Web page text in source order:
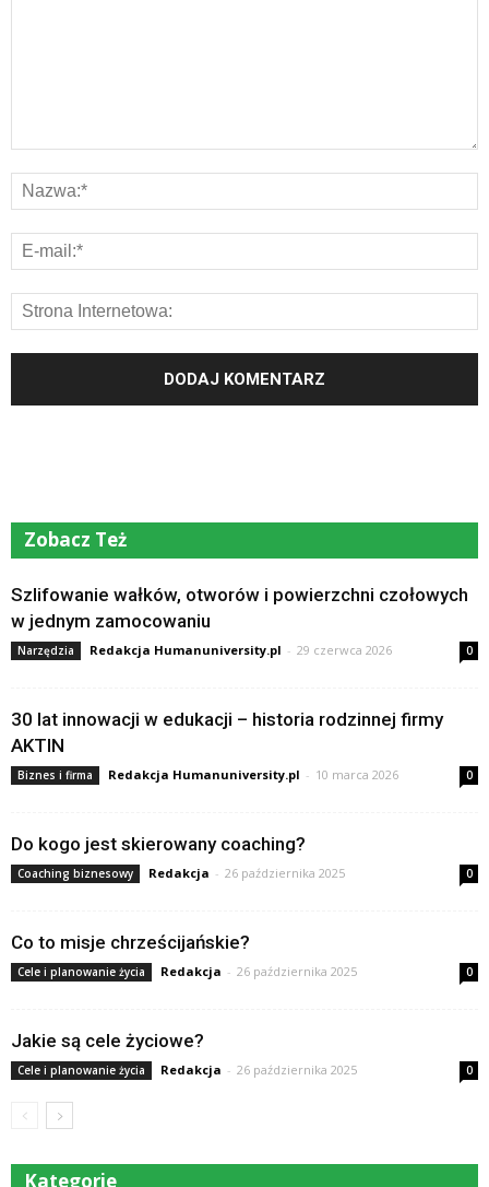
Zobacz Też
Szlifowanie wałków, otworów i powierzchni czołowych
w jednym zamocowaniu
Narzędzia Redakcja Humanuniversity.pl - 29 czerwca 2026 0
30 lat innowacji w edukacji – historia rodzinnej firmy
AKTIN
Biznes i firma Redakcja Humanuniversity.pl - 10 marca 2026 0
Do kogo jest skierowany coaching?
Coaching biznesowy Redakcja - 26 października 2025 0
Co to misje chrześcijańskie?
Cele i planowanie życia Redakcja - 26 października 2025 0
Jakie są cele życiowe?
Cele i planowanie życia Redakcja - 26 października 2025 0
Kategorie